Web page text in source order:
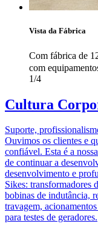
Vista da Fábrica
Com fábrica de
com
1/4
Cultura
Suporte,
Ouvimos os clientes e
confiável. Esta é a
de continuar a
desenvolvimento e
Sikes:
bobinas de indutância,
travagem,
para testes de geradores.